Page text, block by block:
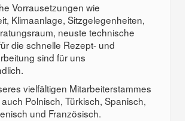
Vorrausetzungen wie
Klimaanlage, Sitzgelegenheiten,
neuste technische
die schnelle Rezept- und
sind für uns
vielfältigen Mitarbeiterstammes
Polnisch, Türkisch, Spanisch,
und Französisch.